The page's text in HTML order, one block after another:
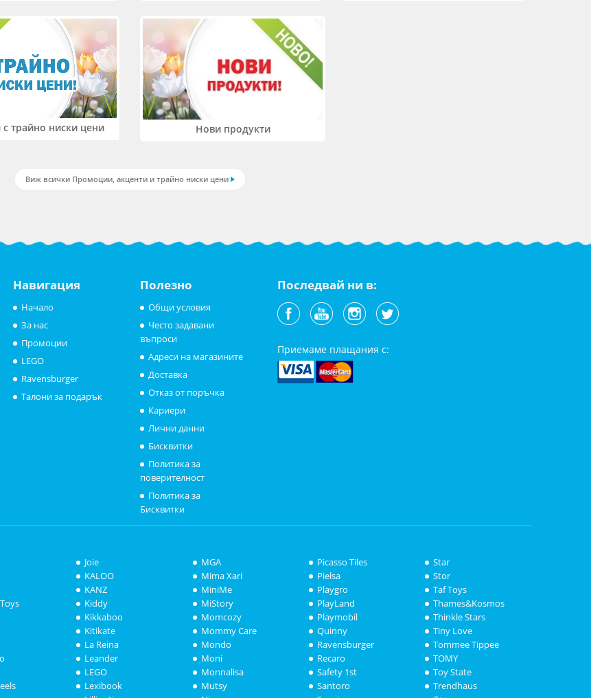
трайно ниски цени Нови продукти
Виж всички Промоции, акценти и трайно ниски цени
Навигация
Начало
За нас
Промоции
LEGO
Ravensburger
Талони за подарък
Полезно
Общи условия
Често задавани
въпроси
Адреси на магазините
Доставка
Отказ от поръчка
Кариери
Лични данни
Бисквитки
Политика за
поверителност
Политика за
Бисквитки
Последвай ни в:
Приемаме плащания с:
Joie
KALOO
KANZ
Kiddy
Kikkaboo
Kitikate
La Reina
Leander
LEGO
Lexibook
MGA
Mima Xari
MiniMe
MiStory
Momcozy
Mommy Care
Mondo
Moni
Monnalisa
Mutsy
Picasso Tiles
Pielsa
Playgro
PlayLand
Playmobil
Quinny
Ravensburger
Recaro
Safety 1st
Santoro
Star
Stor
Taf Toys
Thames&Kosmos
Thinkle Stars
Tiny Love
Tommee Tippee
TOMY
Toy State
Trendhaus